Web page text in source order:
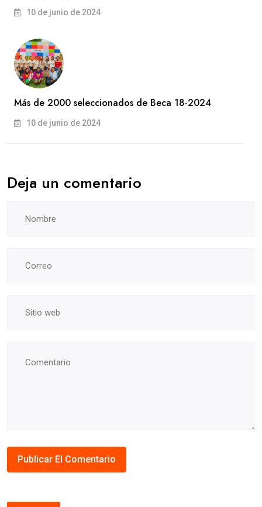
10 de junio de 2024
Más de 2000 seleccionados de Beca 18-2024
10 de junio de 2024
Deja un comentario